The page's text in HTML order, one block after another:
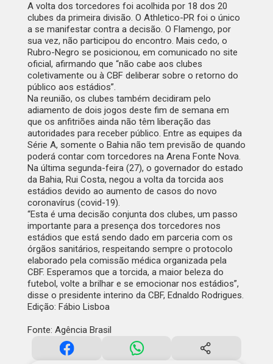
A volta dos torcedores foi acolhida por 18 dos 20
clubes da primeira divisão. O Athletico-PR foi o único
a se manifestar contra a decisão. O Flamengo, por
sua vez, não participou do encontro. Mais cedo, o
Rubro-Negro se posicionou, em comunicado no site
oficial, afirmando que “não cabe aos clubes
coletivamente ou à CBF deliberar sobre o retorno do
público aos estádios”.
Na reunião, os clubes também decidiram pelo
adiamento de dois jogos deste fim de semana em
que os anfitriões ainda não têm liberação das
autoridades para receber público. Entre as equipes da
Série A, somente o Bahia não tem previsão de quando
poderá contar com torcedores na Arena Fonte Nova.
Na última segunda-feira (27), o governador do estado
da Bahia, Rui Costa, negou a volta da torcida aos
estádios devido ao aumento de casos do novo
coronavírus (covid-19).
“Esta é uma decisão conjunta dos clubes, um passo
importante para a presença dos torcedores nos
estádios que está sendo dado em parceria com os
órgãos sanitários, respeitando sempre o protocolo
elaborado pela comissão médica organizada pela
CBF. Esperamos que a torcida, a maior beleza do
futebol, volte a brilhar e se emocionar nos estádios”,
disse o presidente interino da CBF, Ednaldo Rodrigues.
Edição: Fábio Lisboa
Fonte: Agência Brasil